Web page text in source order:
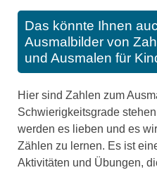
Das könnte Ihnen
Ausmalbilder von
und Ausmalen für
Hier sind Zahlen zum
Schwierigkeitsgrade
werden es lieben und es
Zählen zu lernen. Es ist
Aktivitäten und Übungen,